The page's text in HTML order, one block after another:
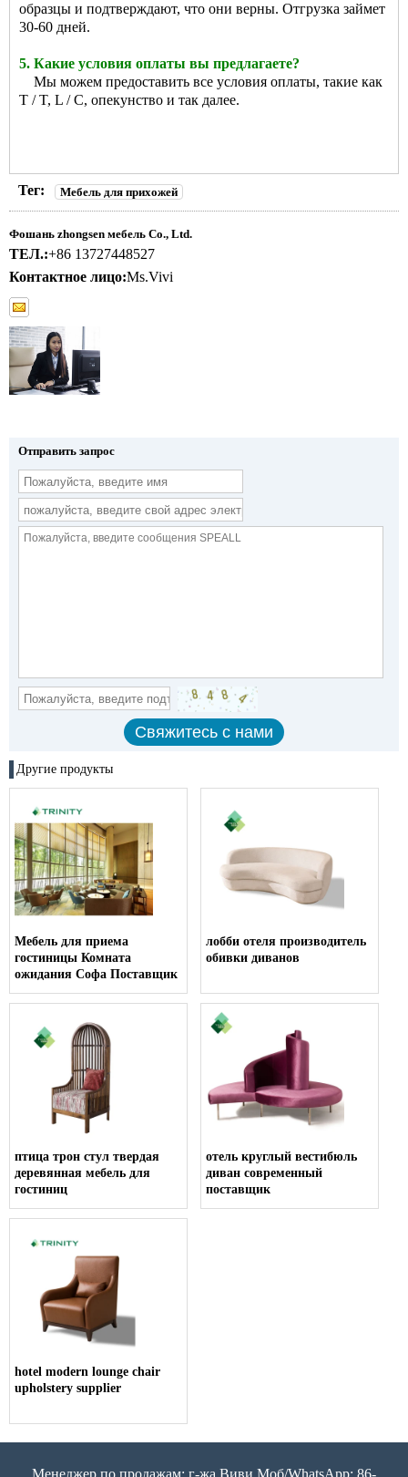
образцы и подтверждают, что они верны. Отгрузка займет
30-60 дней.
5. Какие условия оплаты вы предлагаете?
Мы можем предоставить все условия оплаты, такие как
T / T, L / C, опекунство и так далее.
Тег: Мебель для прихожей
Фошань zhongsen мебель Co., Ltd.
ТЕЛ.:+86 13727448527
Контактное лицо:Ms.Vivi
Отправить запрос
Другие продукты
Мебель для приема
гостиницы Комната
ожидания Софа Поставщик
лобби отеля производитель
обивки диванов
птица трон стул твердая
деревянная мебель для
гостиниц
отель круглый вестибюль
диван современный
поставщик
hotel modern lounge chair
upholstery supplier